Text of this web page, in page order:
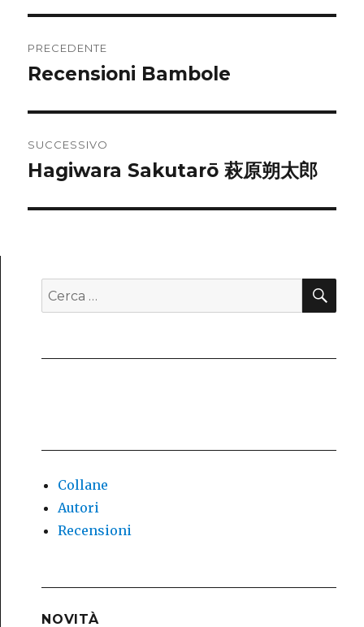
articoli
PRECEDENTE
Articolo
Recensioni Bambole
SUCCESSIVO
Articolo
Hagiwara Sakutarō 萩原朔太郎
Cerca:
Collane
Autori
Recensioni
NOVITÀ